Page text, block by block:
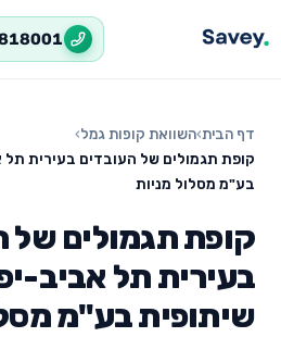
דף הבית›השוואת קופות גמל›
קופת תגמולים של העובדים בעירית תל
בע"מ מסלול מניות
קופת תגמולים של
בעירית תל אביב-
שיתופית בע"מ